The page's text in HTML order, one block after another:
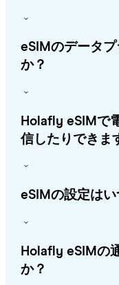
eSIMのデータ
か？
Holafly eSIMで
信したりできま
eSIMの設定は
Holafly eSIMの
か？